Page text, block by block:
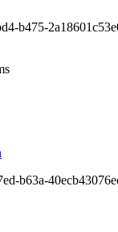
b475-
b63a-